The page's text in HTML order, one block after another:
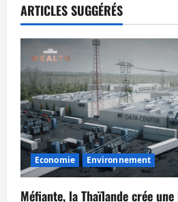
t
i
o
n
d
a
ARTICLES SUGGÉRÉS
Economie Environnement
Méfiante, la Thaïlande crée